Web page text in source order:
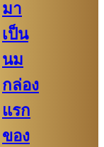
มา
เป็น
นม
กล่อง
แรก
ของ